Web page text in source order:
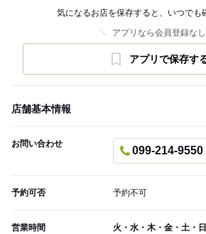
気になるお店を保存すると、いつでも
アプリなら会員登録なし
アプリで保存す
店舗基本情報
お問い合わせ
099-214-9550
予約可否 予約不可
営業時間 火・水・木・金・土・日